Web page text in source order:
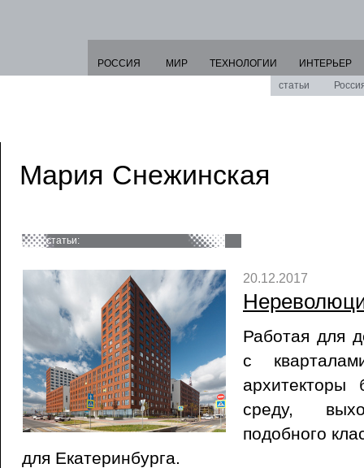
РОССИЯ МИР ТЕХНОЛОГИИ
ИНТЕРЬЕР
статьи
Мария Снежинская
статьи:
20.12.2017
Работая для
с
среду,
подобного
для Екатеринбурга.